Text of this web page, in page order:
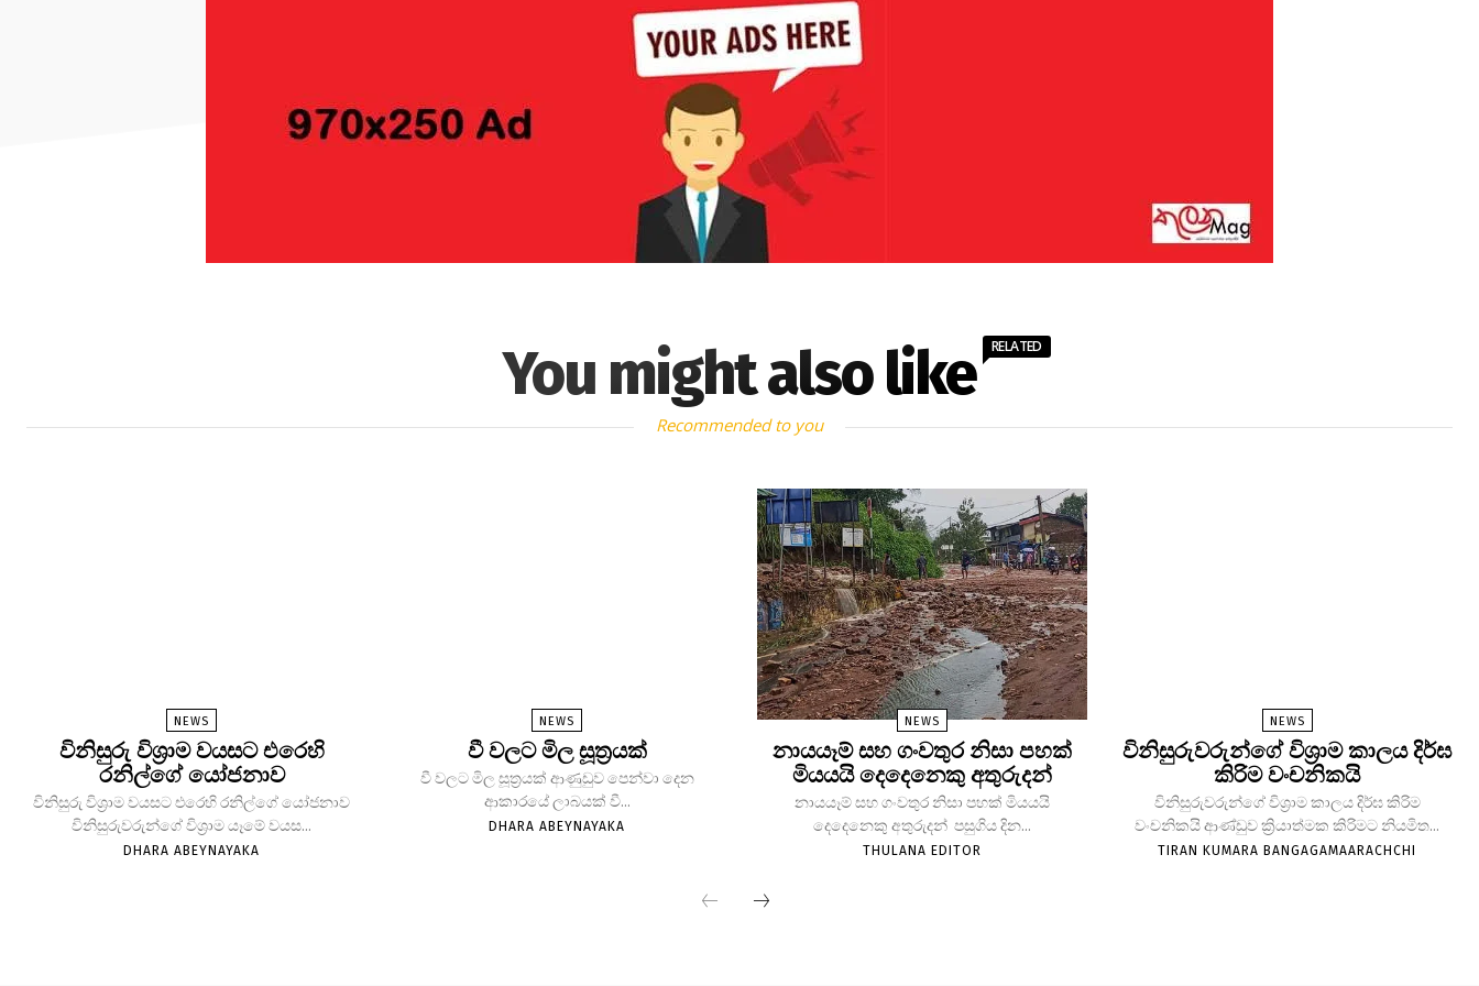
You might also like RELATED
Recommended to you
NEWS
විනිසුරු විශ්‍රාම වයසට එරෙහි
රනිල්ගේ යෝජනාව
විනිසුරු විශ්‍රාම වයසට එරෙහි රනිල්ගේ යෝජනාව
විනිසුරුවරුන්ගේ විශ්‍රාම යෑමේ වයස...
DHARA ABEYNAYAKA
NEWS
වී වලට මිල සූත්‍රයක්
වී වලට මිල සූත්‍රයක් ආණුඩුව පෙන්වා දෙන
ආකාරයේ ලාබයක් වී...
DHARA ABEYNAYAKA
NEWS
නායයෑම් සහ ගංවතුර නිසා පහක්
මියයයි දෙදෙනෙකු අතුරුදන්
නායයෑම් සහ ගංවතුර නිසා පහක් මියයයි
දෙදෙනෙකු අතුරුදන් පසුගිය දින...
THULANA EDITOR
NEWS
විනිසුරුවරුන්ගේ විශ්‍රාම කාලය දිර්ඝ
කිරිම වංචනිකයි
විනිසුරුවරුන්ගේ විශ්‍රාම කාලය දිර්ඝ කිරිම
වංචනිකයි ආණ්ඩුව ක්‍රියාත්මක කිරිමට නියමිත...
TIRAN KUMARA BANGAGAMAARACHCHI